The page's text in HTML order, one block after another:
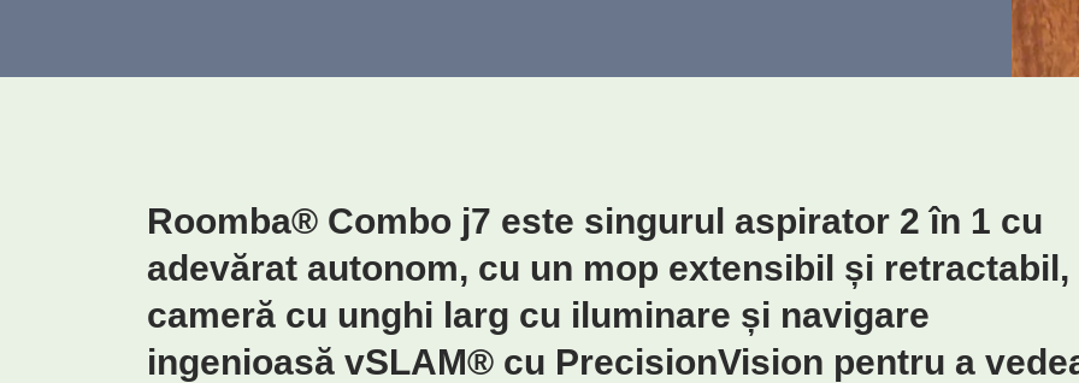
Roomba® Combo j7 este singurul aspirator 2 în 1 cu
adevărat autonom, cu un mop extensibil și retractabil,
cameră cu unghi larg cu iluminare și navigare
ingenioasă vSLAM® cu PrecisionVision pentru a